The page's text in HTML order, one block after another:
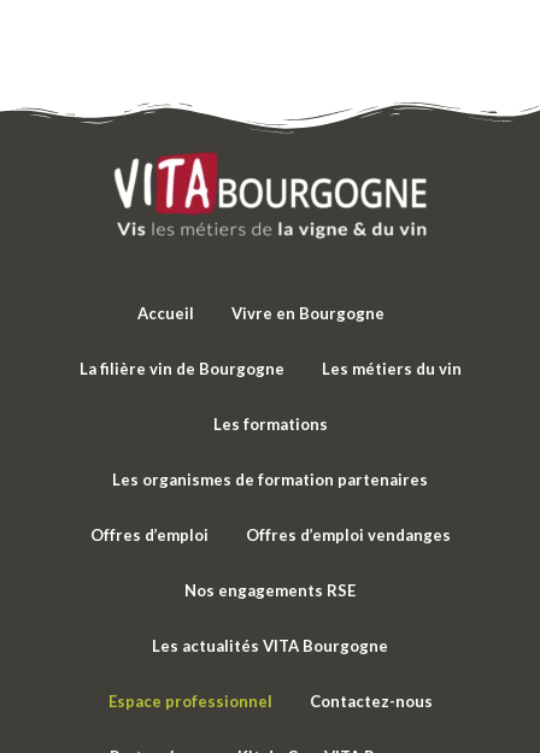
Accueil Vivre en Bourgogne
La filière vin de Bourgogne Les métiers du vin
Les formations
Les organismes de formation partenaires
Offres d’emploi Offres d’emploi vendanges
Nos engagements RSE
Les actualités VITA Bourgogne
Espace professionnel Contactez-nous